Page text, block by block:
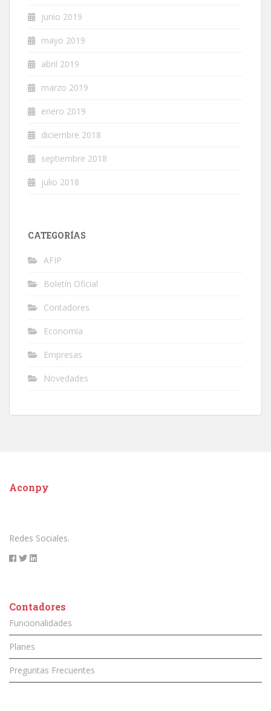
junio 2019
mayo 2019
abril 2019
marzo 2019
enero 2019
diciembre 2018
septiembre 2018
julio 2018
CATEGORÍAS
AFIP
Boletín Oficial
Contadores
Economía
Empresas
Novedades
Aconpy
Redes Sociales.
Contadores
Funcionalidades
Planes
Preguntas Frecuentes